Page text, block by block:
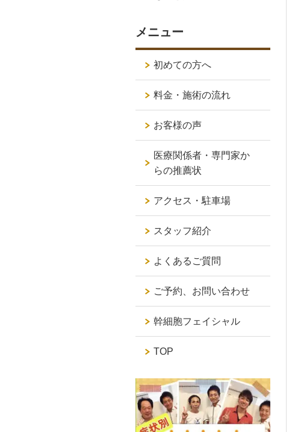
メニュー
初めての方へ
料金・施術の流れ
お客様の声
医療関係者・専門家か
らの推薦状
アクセス・駐車場
スタッフ紹介
よくあるご質問
ご予約、お問い合わせ
幹細胞フェイシャル
TOP